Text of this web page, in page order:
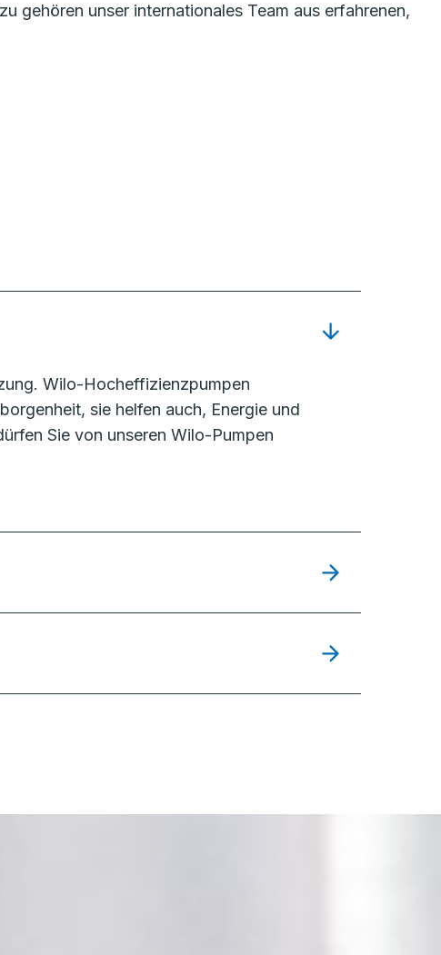
gehören unser internationales Team aus erfahrenen,
Wilo-Hocheffizienzpumpen
sie helfen auch, Energie und
Sie von unseren Wilo-Pumpen